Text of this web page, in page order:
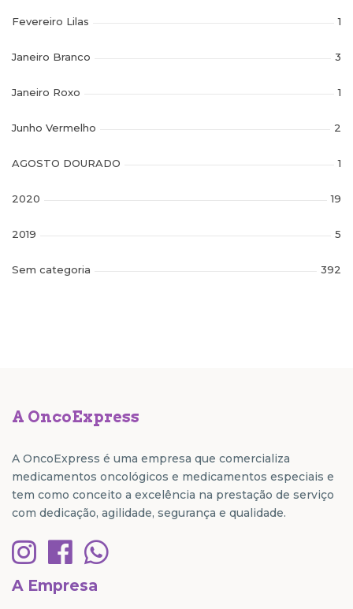
Fevereiro Lilas 1
Janeiro Branco 3
Janeiro Roxo 1
Junho Vermelho 2
AGOSTO DOURADO 1
2020 19
2019 5
Sem categoria 392
A OncoExpress
A OncoExpress é uma empresa que comercializa
medicamentos oncológicos e medicamentos especiais e
tem como conceito a excelência na prestação de serviço
com dedicação, agilidade, segurança e qualidade.
A Empresa